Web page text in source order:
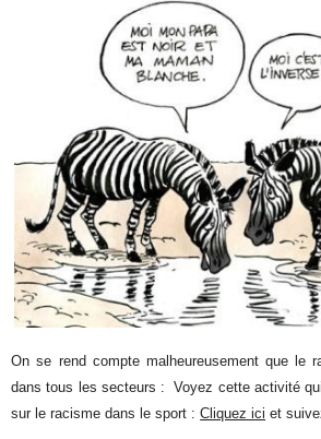
On se rend compte malheureusement que le
dans tous les secteurs : Voyez cette activité
sur le racisme dans le sport :Cliquez ici et